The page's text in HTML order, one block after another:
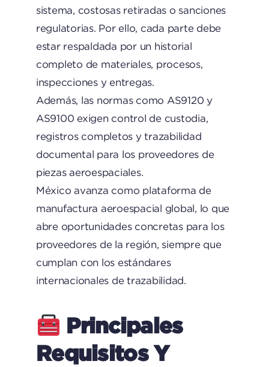
sistema, costosas retiradas o sanciones
regulatorias. Por ello, cada parte debe
estar respaldada por un historial
completo de materiales, procesos,
inspecciones y entregas.
Además, las normas como AS9120 y
AS9100 exigen control de custodia,
registros completos y trazabilidad
documental para los proveedores de
piezas aeroespaciales.
México avanza como plataforma de
manufactura aeroespacial global, lo que
abre oportunidades concretas para los
proveedores de la región, siempre que
cumplan con los estándares
internacionales de trazabilidad.
Principales
Requisitos Y